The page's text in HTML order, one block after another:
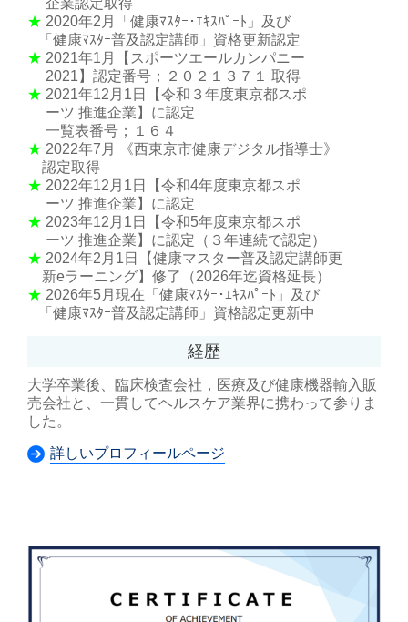
企業認定取得
★ 2020年2月「健康ﾏｽﾀｰ･ｴｷｽﾊﾟｰﾄ」及び
「健康ﾏｽﾀｰ普及認定講師」資格更新認定
★ 2021年1月【スポーツエールカンパニー
2021】認定番号；２０２１３７１ 取得
★ 2021年12月1日【令和３年度東京都スポ
ーツ 推進企業】に認定
一覧表番号；１６４
★ 2022年7月 《西東京市健康デジタル指導士》
認定取得
★ 2022年12月1日【令和4年度東京都スポ
ーツ 推進企業】に認定
★ 2023年12月1日【令和5年度東京都スポ
ーツ 推進企業】に認定（３年連続で認定）
★ 2024年2月1日【健康マスター普及認定講師更
新eラーニング】修了（2026年迄資格延長）
★ 2026年5月現在「健康ﾏｽﾀｰ･ｴｷｽﾊﾟｰﾄ」及び
「健康ﾏｽﾀｰ普及認定講師」資格認定更新中
経歴
大学卒業後、臨床検査会社，医療及び健康機器輸入販
売会社と、一貫してヘルスケア業界に携わって参りま
した。
詳しいプロフィールページ